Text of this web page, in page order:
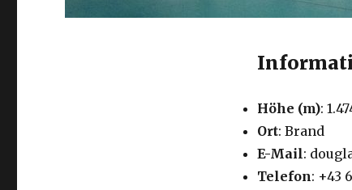
Höhe (m):
Ort: Brand
E-Mail:
Telefon: +43